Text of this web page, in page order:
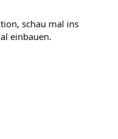
schau mal ins
einbauen.